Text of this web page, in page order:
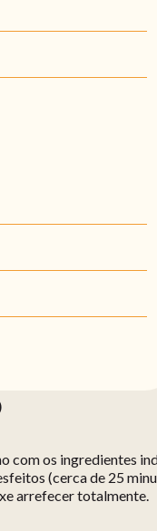
com os ingredientes
(cerca de 25
arrefecer totalmente.